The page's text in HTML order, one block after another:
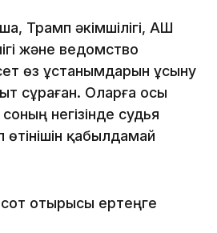
Трамп әкімшілігі, АҚШ
және ведомство
өз ұстанымдарын ұсыну
сұраған. Оларға осы
негізінде судья
қабылдамай
сот отырысы ертеңге